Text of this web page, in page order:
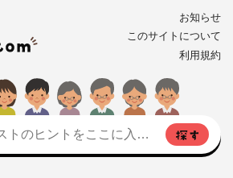
お知らせ
このサイトについて
利用規約